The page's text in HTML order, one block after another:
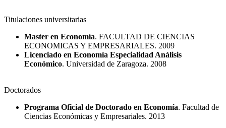
Titulaciones universitarias
Master en Economía. FACULTAD DE CIENCIAS
ECONOMICAS Y EMPRESARIALES. 2009
Licenciado en Economía Especialidad Análisis
Económico. Universidad de Zaragoza. 2008
Doctorados
Programa Oficial de Doctorado en Economía. Facultad de
Ciencias Económicas y Empresariales. 2013